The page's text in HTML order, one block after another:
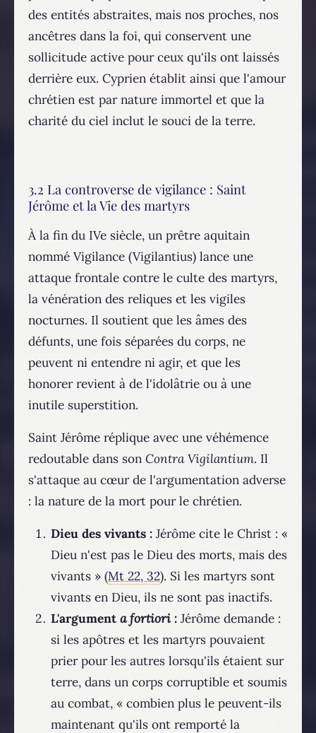
des entités abstraites, mais nos proches, nos
ancêtres dans la foi, qui conservent une
sollicitude active pour ceux qu'ils ont laissés
derrière eux. Cyprien établit ainsi que l'amour
chrétien est par nature immortel et que la
charité du ciel inclut le souci de la terre.
3.2 La controverse de vigilance : Saint
Jérôme et la Vie des martyrs
À la fin du IVe siècle, un prêtre aquitain
nommé Vigilance (Vigilantius) lance une
attaque frontale contre le culte des martyrs,
la vénération des reliques et les vigiles
nocturnes. Il soutient que les âmes des
défunts, une fois séparées du corps, ne
peuvent ni entendre ni agir, et que les
honorer revient à de l'idolâtrie ou à une
inutile superstition.
Saint Jérôme réplique avec une véhémence
redoutable dans son Contra Vigilantium. Il
s'attaque au cœur de l'argumentation adverse
: la nature de la mort pour le chrétien.
Dieu des vivants : Jérôme cite le Christ : «
Dieu n'est pas le Dieu des morts, mais des
vivants » (Mt 22, 32). Si les martyrs sont
vivants en Dieu, ils ne sont pas inactifs.
L'argumenta fortiori : Jérôme demande :
si les apôtres et les martyrs pouvaient
prier pour les autres lorsqu'ils étaient sur
terre, dans un corps corruptible et soumis
au combat, « combien plus le peuvent-ils
maintenant qu'ils ont remporté la